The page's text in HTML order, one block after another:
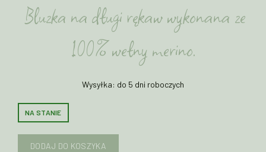
Bluzka na długi rękaw wykonana ze
100% wełny merino.
Wysyłka: do 5 dni roboczych
NA STANIE
DODAJ DO KOSZYKA